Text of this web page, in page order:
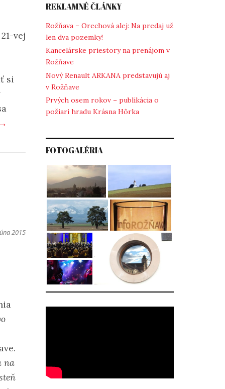
vej
si
2015
na
REKLAMNÉ ČLÁNKY
Rožňava – Orechová alej: Na predaj už
len dva pozemky!
Kancelárske priestory na prenájom v
Rožňave
Nový Renault ARKANA predstavujú aj
v Rožňave
Prvých osem rokov – publikácia o
požiari hradu Krásna Hôrka
FOTOGALÉRIA